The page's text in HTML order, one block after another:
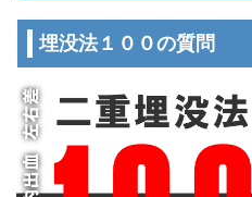
埋没法１００の質問